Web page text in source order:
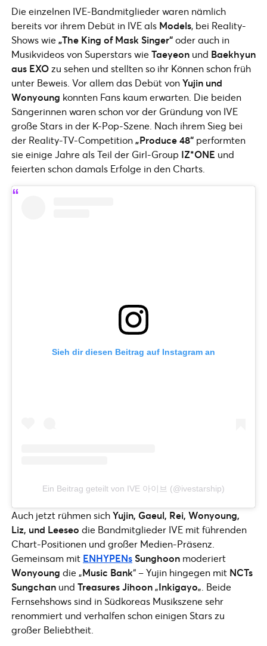
Die einzelnen IVE-Bandmitglieder waren nämlich
bereits vor ihrem Debüt in IVE als Models, bei Reality-
Shows wie„The King of Mask Singer“oder auch in
Musikvideos von Superstars wieTaeyeon und Baekhyun
aus EXOzu sehen und stellten so ihr Können schon früh
unter Beweis. Vor allem das Debüt vonYujin und
Wonyoung konnten Fans kaum erwarten. Die beiden
Sängerinnen waren schon vor der Gründung von IVE
große Stars in der K-Pop-Szene. Nach ihrem Sieg bei
der Reality-TV-Competition„Produce 48“ performten
sie einige Jahre als Teil der Girl-Group IZ*ONE und
feierten schon damals Erfolge in den Charts.
Sieh dir diesen Beitrag auf Instagram an
Ein Beitrag geteilt von IVE 아이브 (@ivestarship)
Auch jetzt rühmen sichYujin, Gaeul, Rei, Wonyoung,
Liz, und Leeseo die Bandmitglieder IVE mit führenden
Chart-Positionen und großer Medien-Präsenz.
Gemeinsam mit ENHYPENs Sunghoon moderiert
Wonyoung die „Music Bank“ – Yujin hingegen mit NCTs
Sungchan und Treasures Jihoon„Inkigayo„. Beide
Fernsehshows sind in Südkoreas Musikszene sehr
renommiert und verhalfen schon einigen Stars zu
großer Beliebtheit.